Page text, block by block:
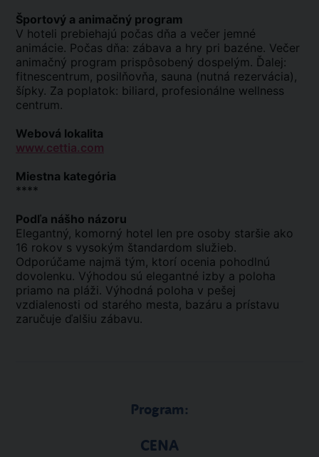
Športový a animačný program
V hoteli prebiehajú počas dňa a večer jemné
animácie. Počas dňa: zábava a hry pri bazéne. Večer
animačný program prispôsobený dospelým. Ďalej:
fitnescentrum, posilňovňa, sauna (nutná rezervácia),
šípky. Za poplatok: biliard, profesionálne wellness
centrum.
Webová lokalita
www.cettia.com
Miestna kategória
****
Podľa nášho názoru
Elegantný, komorný hotel len pre osoby staršie ako
16 rokov s vysokým štandardom služieb.
Odporúčame najmä tým, ktorí ocenia pohodlnú
dovolenku. Výhodou sú elegantné izby a poloha
priamo na pláži. Výhodná poloha v pešej
vzdialenosti od starého mesta, bazáru a prístavu
zaručuje ďalšiu zábavu.
Program:
CENA